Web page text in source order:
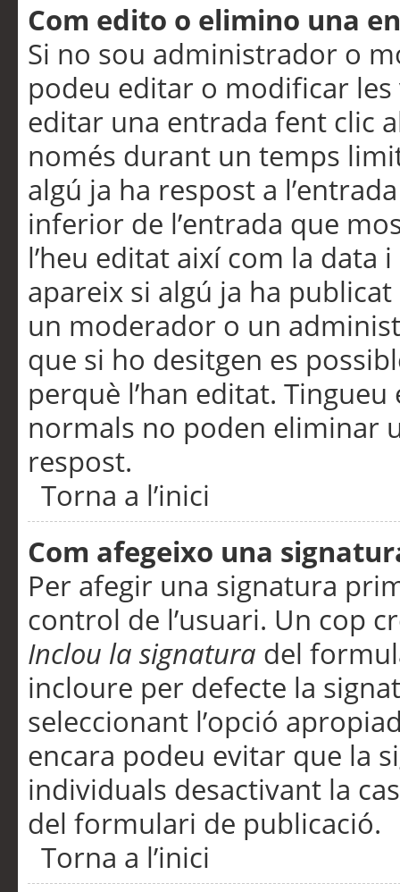
Com edito o elimino una
Si no sou administrador o
podeu editar o modificar
editar una entrada fent clic
només durant un temps
algú ja ha respost a
inferior de l’entrada que
l’heu editat així com la data
apareix si algú ja ha
un moderador o un
que si ho desitgen es
perquè l’han editat.
normals no poden eliminar
respost.
Torna a l’inici
Com afegeixo una
Per afegir una signatura
control de l’usuari. Un cop
Inclou la signatura del
incloure per defecte la
seleccionant l’opció
encara podeu evitar que la
individuals desactivant la
del formulari de publicació.
Torna a l’inici